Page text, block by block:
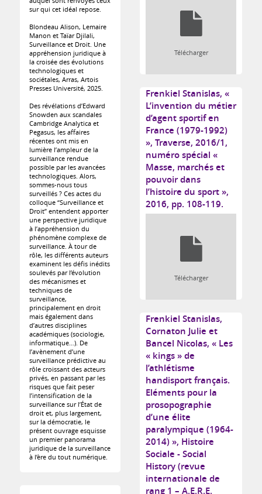
sur qui cet idéal repose.
Blondeau Alison, Lemaire
Manon et Taïar Djilali,
Surveillance et Droit. Une
appréhension juridique à
la croisée des évolutions
technologiques et
sociétales, Arras, Artois
Presses Université, 2025.
Des révélations d’Edward
Snowden aux scandales
Cambridge Analytica et
Pegasus, les affaires
récentes ont mis en
lumière l’ampleur de la
surveillance rendue
possible par les avancées
technologiques. Alors,
sommes-nous tous
surveillés ? Ces actes du
colloque “Surveillance et
Droit” entendent apporter
une perspective juridique
à l’appréhension du
phénomène complexe de
surveillance. À tour de
rôle, les différents auteurs
examinent les défis inédits
soulevés par l’évolution
des mécanismes et
techniques de
surveillance,
principalement en droit
mais également dans
d’autres disciplines
académiques (sociologie,
informatique…). De
l’avènement d’une
surveillance prédictive au
rôle croissant des acteurs
privés, en passant par les
risques que fait peser
l’intensification de la
surveillance sur l’État de
droit et, plus largement,
sur la démocratie, le
présent ouvrage esquisse
un premier panorama
juridique de la surveillance
à l’ère du tout numérique.
Télécharger
Frenkiel Stanislas, «
L’invention du métier
d’agent sportif en
France (1979-1992)
», Traverse, 2016/1,
numéro spécial «
Masse, marchés et
pouvoir dans
l’histoire du sport »,
2016, pp. 108-119.
Télécharger
Frenkiel Stanislas,
Cornaton Julie et
Bancel Nicolas, « Les
« kings » de
l’athlétisme
handisport français.
Eléments pour la
prosopographie
d’une élite
paralympique (1964-
2014) », Histoire
Sociale - Social
History (revue
internationale de
rang 1 – A.E.R.E.